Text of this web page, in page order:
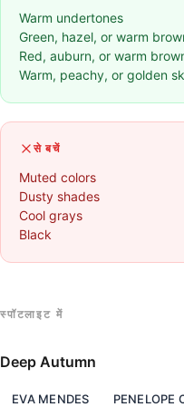
Warm undertones
Green, hazel, or warm
Red, auburn, or warm
Warm, peachy, or golden
से बचें
Muted colors
Dusty shades
Cool grays
Black
स्पॉटलाइट में
Deep Autumn
EVA MENDES PENELOPE